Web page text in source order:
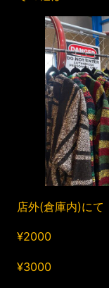
店外(倉庫内)にて
¥2000
¥3000